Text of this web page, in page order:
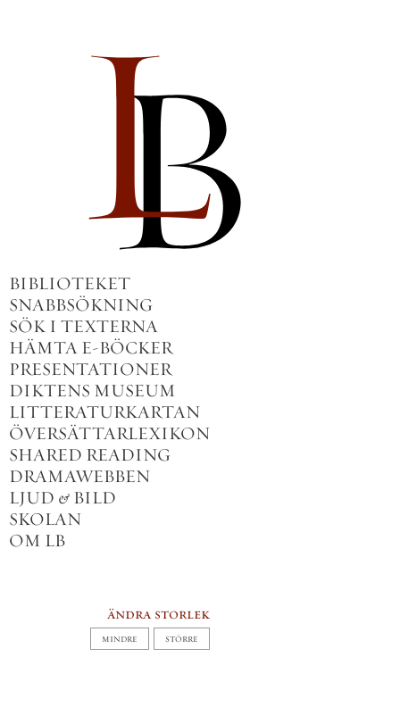
BIBLIOTEKET
SNABBSÖKNING
SÖK I TEXTERNA
HÄMTA E-BÖCKER
PRESENTATIONER
DIKTENS MUSEUM
LITTERATURKARTAN
ÖVERSÄTTARLEXIKON
SHARED READING
DRAMAWEBBEN
LJUD & BILD
SKOLAN
OM LB
ändra storlek
MINDRE STÖRRE